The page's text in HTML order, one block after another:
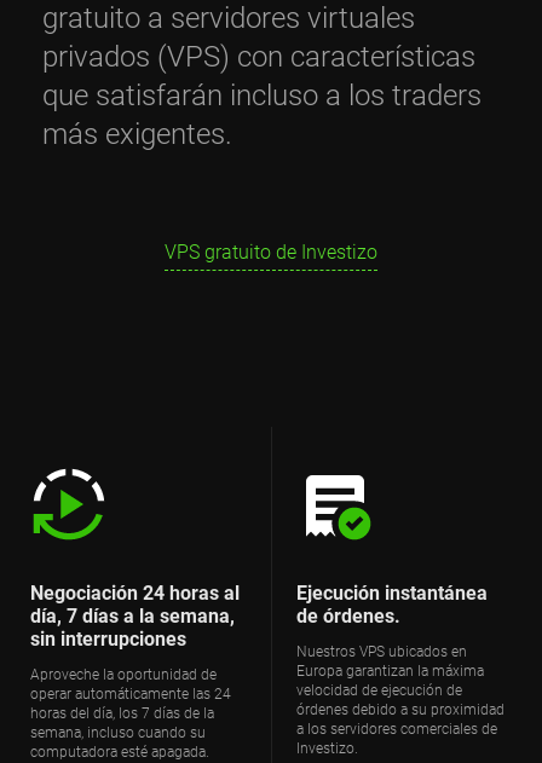
gratuito a servidores virtuales
privados (VPS) con características
que satisfarán incluso a los traders
más exigentes.
VPS gratuito de Investizo
Negociación 24 horas al
día, 7 días a la semana,
sin interrupciones
Aproveche la oportunidad de
operar automáticamente las 24
horas del día, los 7 días de la
semana, incluso cuando su
computadora esté apagada.
Ejecución instantánea
de órdenes.
Nuestros VPS ubicados en
Europa garantizan la máxima
velocidad de ejecución de
órdenes debido a su proximidad
a los servidores comerciales de
Investizo.